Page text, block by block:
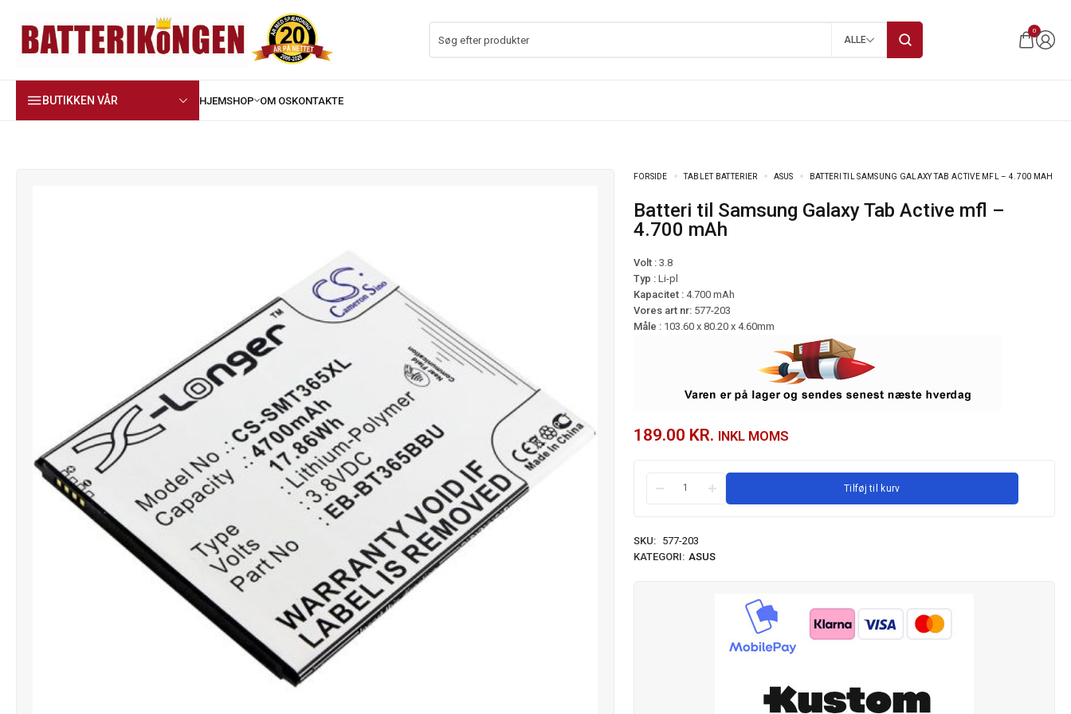
ALLE
0
BUTIKKEN VÅR
FORSIDE TABLET BATTERIER ASUS BATTERI TIL SAMSUNG GALAXY TAB ACTIVE MFL – 4.700 MAH
Batteri til Samsung Galaxy Tab Active mfl –
4.700 mAh
Volt :3.8
Typ : Li-pl
Kapacitet : 4.700 mAh
Vores art nr: 577-203
Måle : 103.60 x 80.20 x 4.60mm
189.00 KR. INKL MOMS
Tilføj til kurv
SKU:
577-203
KATEGORI: ASUS